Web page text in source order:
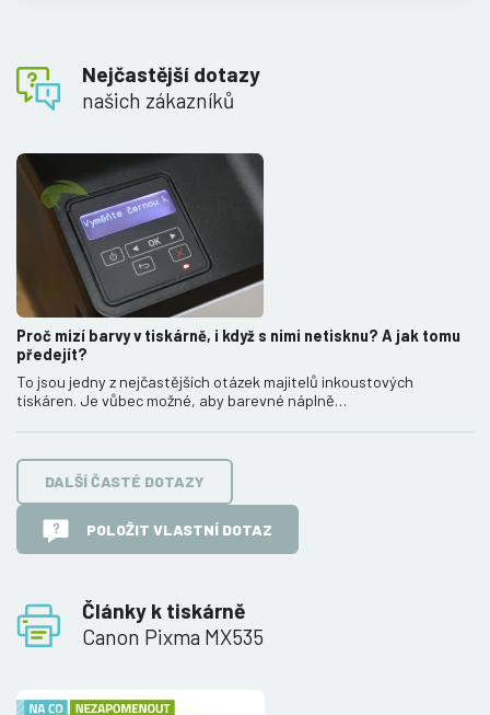
Nejčastější dotazy
našich zákazníků
Články k tiskárně
Canon Pixma MX535
Proč mizí barvy v tiskárně, i když s nimi netisknu? A jak tomu
předejít?
To jsou jedny z nejčastějších otázek majitelů inkoustových
tiskáren. Je vůbec možné, aby barevné náplně…
DALŠÍ ČASTÉ DOTAZY
POLOŽIT VLASTNÍ DOTAZ